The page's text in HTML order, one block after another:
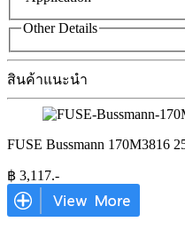
Other Details
สินค้าแนะนำ
FUSE Bussmann 170M3816
฿ 3,117.-